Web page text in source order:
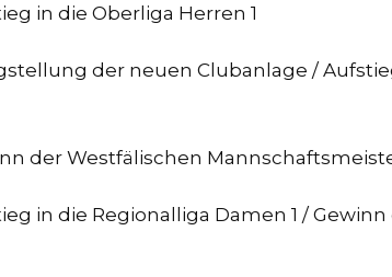
in die Oberliga Herren 1
der neuen Clubanlage /
der Westfälischen
in die Regionalliga Damen 1 /